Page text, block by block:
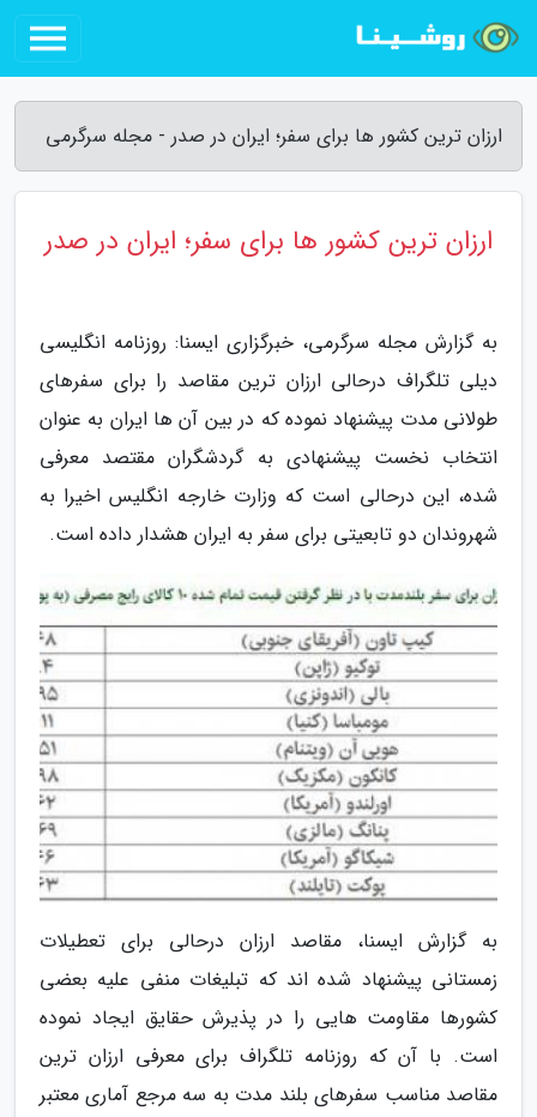
ارزان ترین کشور ها برای سفر؛ ایران در صدر - مجله سرگرمی
ارزان ترین کشور ها برای سفر؛ ایران در صدر
به گزارش مجله سرگرمی، خبرگزاری ایسنا: روزنامه انگلیسی
دیلی تلگراف درحالی ارزان ترین مقاصد را برای سفرهای
طولانی مدت پیشنهاد نموده که در بین آن ها ایران به عنوان
انتخاب نخست پیشنهادی به گردشگران مقتصد معرفی
شده، این درحالی است که وزارت خارجه انگلیس اخیرا به
شهروندان دو تابعیتی برای سفر به ایران هشدار داده است.
به گزارش ایسنا، مقاصد ارزان درحالی برای تعطیلات
زمستانی پیشنهاد شده اند که تبلیغات منفی علیه بعضی
کشورها مقاومت هایی را در پذیرش حقایق ایجاد نموده
است. با آن که روزنامه تلگراف برای معرفی ارزان ترین
مقاصد مناسب سفرهای بلند مدت به سه مرجع آماری معتبر